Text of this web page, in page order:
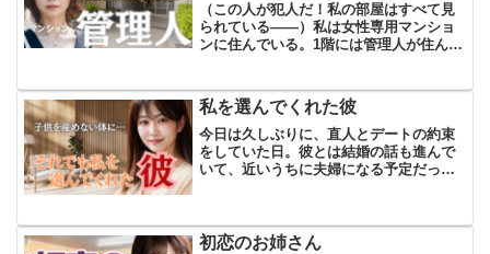
（この人が犯人だ！私の部屋はすべて見
られている――）私は女性専用マンショ
ンに住んでいる。1階には管理人が住んで
何よりも重要だった。しかも相場よりも
安い。まるで夢のような...
私を選んでくれた彼
今日は久しぶりに、直人とデートの約束
をしていた日。彼とは結婚の話も進んで
いて、近いうちに夫婦になる予定だっ
日は朝から心が弾んでいた。で...
初恋のお姉さん